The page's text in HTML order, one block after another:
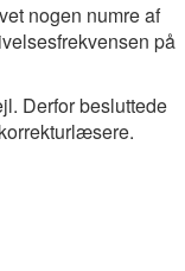
nogen numre af
på
Derfor besluttede